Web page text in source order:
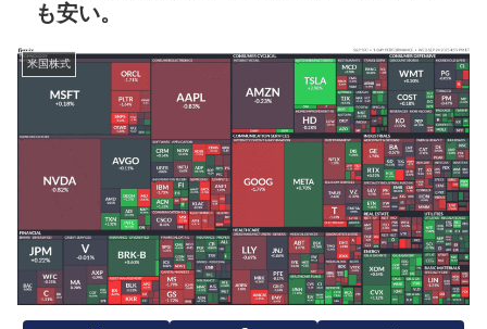
も安い。
米国株式